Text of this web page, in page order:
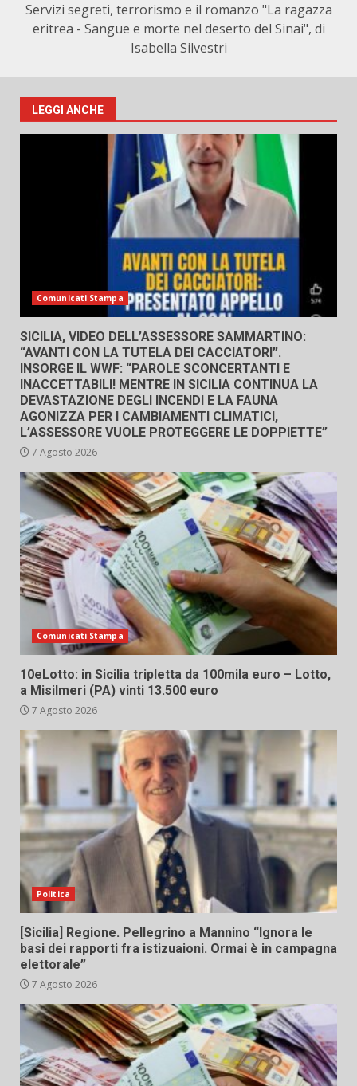
Servizi segreti, terrorismo e il romanzo "La ragazza
eritrea - Sangue e morte nel deserto del Sinai", di
Isabella Silvestri
LEGGI ANCHE
Comunicati Stampa
SICILIA, VIDEO DELL’ASSESSORE SAMMARTINO:
“AVANTI CON LA TUTELA DEI CACCIATORI”.
INSORGE IL WWF: “PAROLE SCONCERTANTI E
INACCETTABILI! MENTRE IN SICILIA CONTINUA LA
DEVASTAZIONE DEGLI INCENDI E LA FAUNA
AGONIZZA PER I CAMBIAMENTI CLIMATICI,
L’ASSESSORE VUOLE PROTEGGERE LE DOPPIETTE”
7 Agosto 2026
Comunicati Stampa
10eLotto: in Sicilia tripletta da 100mila euro – Lotto,
a Misilmeri (PA) vinti 13.500 euro
7 Agosto 2026
Politica
[Sicilia] Regione. Pellegrino a Mannino “Ignora le
basi dei rapporti fra istizuaioni. Ormai è in campagna
elettorale”
7 Agosto 2026